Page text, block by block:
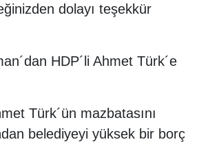
dolayı teşekkür
HDP´li Ahmet Türk´e
Türk´ün mazbatasını
belediyeyi yüksek bir borç